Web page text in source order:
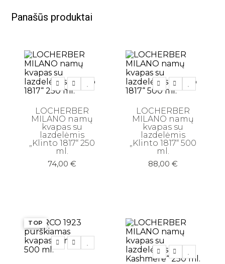
Panašūs produktai
LOCHERBER
MILANO namų
kvapas su
lazdelėmis
„Klinto 1817“ 250
ml.
74,00 €
LOCHERBER
MILANO namų
kvapas su
lazdelėmis
„Klinto 1817“ 500
ml.
88,00€
TOP